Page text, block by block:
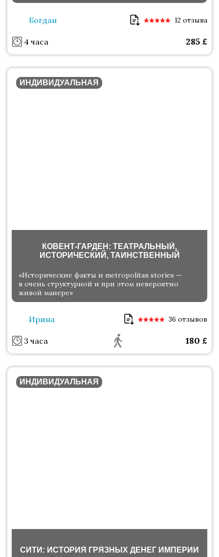
Богдан 12 отзыва
4 часа 285 £
ИНДИВИДУАЛЬНАЯ
КОВЕНТ-ГАРДЕН: ТЕАТРАЛЬНЫЙ,
ИСТОРИЧЕСКИЙ, ТАИНСТВЕННЫЙ
«Исторические факты и metropolitan stories —
в очень структурной и при этом невероятно
живой манере»
Ирина 36 отзывов
3 часа 180 £
ИНДИВИДУАЛЬНАЯ
СИТИ: ИСТОРИЯ ГРЯЗНЫХ ДЕНЕГ ИМПЕРИИ